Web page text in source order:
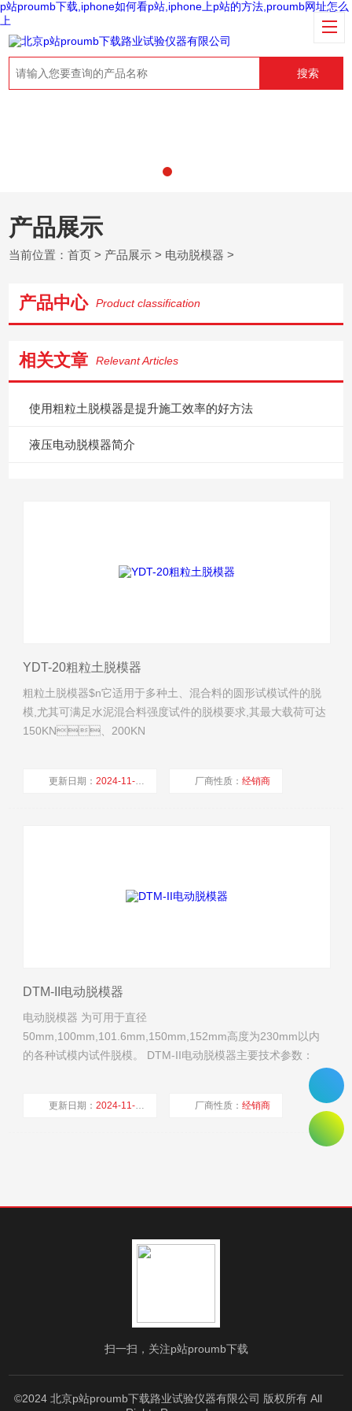
p站proumb下载,iphone如何看p站,iphone上p站的方法,proumb网址怎么
上
搜索
产品展示
当前位置：首页 > 产品展示 > 电动脱模器 >
产品中心 Product classification
相关文章 Relevant Articles
使用粗粒土脱模器是提升施工效率的好方法
液压电动脱模器简介
YDT-20粗粒土脱模器
粗粒土脱模器$n它适用于多种土、混合料的圆形试模试件的脱
模,尤其可满足水泥混合料强度试件的脱模要求,其最大载荷可达
150KN、200KN
更新日期：2024-11-29 厂商性质：经销商
DTM-II电动脱模器
电动脱模器 为可用于直径
50mm,100mm,101.6mm,150mm,152mm高度为230mm以内
的各种试模内试件脱模。 DTM-II电动脱模器主要技术参数：
1、 脱模器丝杠上升速度：70mm/min 2、 脱模器丝杠下降
速度：70mm/min 3、 脱模器丝杠移动距离：240mm
4、 脱模器丝杠上升极限距离：(L)270mm
更新日期：2024-11-29 厂商性质：经销商
扫一扫，关注p站proumb下载
©2024 北京p站proumb下载路业试验仪器有限公司 版权所有 All